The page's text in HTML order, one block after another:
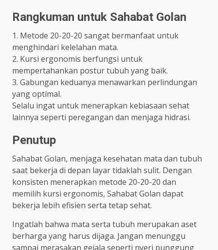
Rangkuman untuk Sahabat Golan
1. Metode 20-20-20 sangat bermanfaat untuk
menghindari kelelahan mata.
2. Kursi ergonomis berfungsi untuk
mempertahankan postur tubuh yang baik.
3. Gabungan keduanya menawarkan perlindungan
yang optimal.
Selalu ingat untuk menerapkan kebiasaan sehat
lainnya seperti peregangan dan menjaga hidrasi.
Penutup
Sahabat Golan, menjaga kesehatan mata dan tubuh
saat bekerja di depan layar tidaklah sulit. Dengan
konsisten menerapkan metode 20-20-20 dan
memilih kursi ergonomis, Sahabat Golan dapat
bekerja lebih efisien serta tetap sehat.
Ingatlah bahwa mata serta tubuh merupakan aset
berharga yang harus dijaga. Jangan menunggu
sampai merasakan gejala seperti nyeri punggung